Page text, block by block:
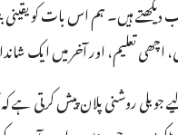
ہیں۔ ہم اس بات کو یقینی
اچھی تعلیم، اور آخر میں ایک
جوبلی روشنی پلان پیش کرتی